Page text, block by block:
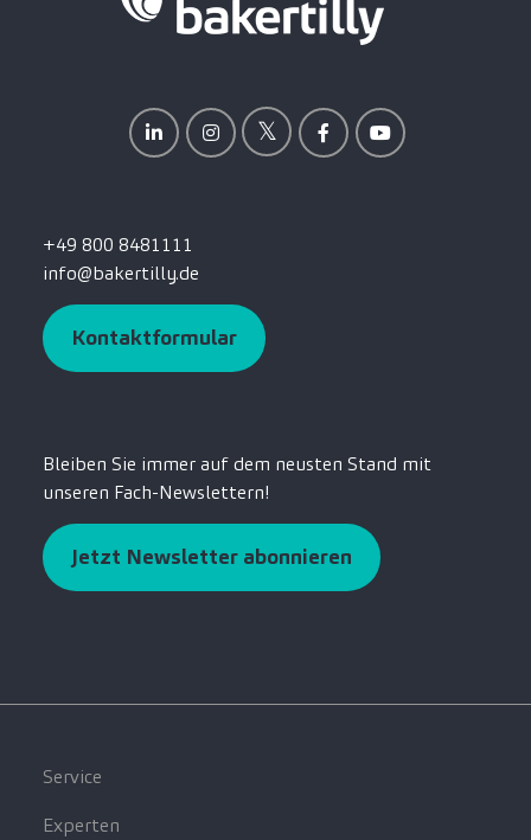
+49 800 8481111
info@bakertilly.de
Kontaktformular
Bleiben Sie immer auf dem neusten Stand mit
unseren Fach-Newslettern!
Jetzt Newsletter abonnieren
Service
Experten